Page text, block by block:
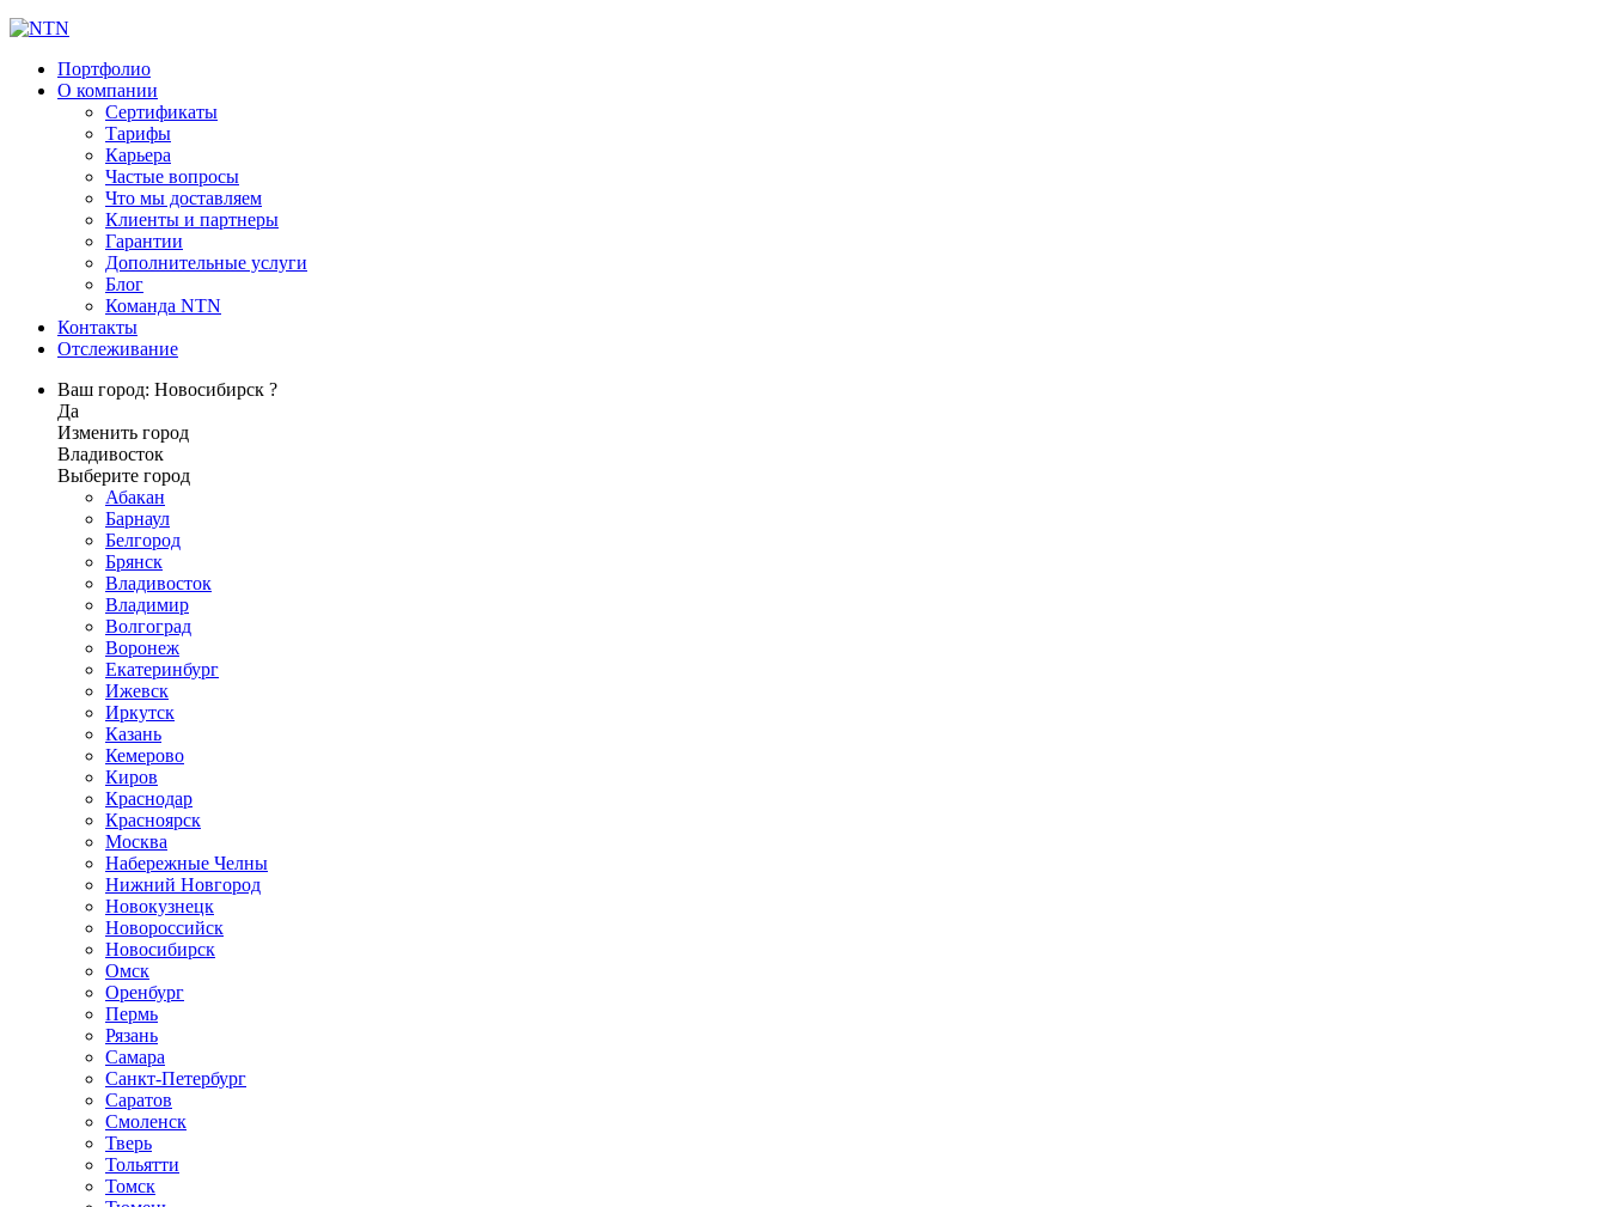
Портфолио
О компании
Сертификаты
Тарифы
Карьера
Частые вопросы
Что мы доставляем
Клиенты и партнеры
Гарантии
Дополнительные услуги
Блог
Команда NTN
Контакты
Отслеживание
Ваш город: Новосибирск ?
Да
Изменить город
Владивосток
Выберите город
Абакан
Барнаул
Белгород
Брянск
Владивосток
Владимир
Волгоград
Воронеж
Екатеринбург
Ижевск
Иркутск
Казань
Кемерово
Киров
Краснодар
Красноярск
Москва
Набережные Челны
Нижний Новгород
Новокузнецк
Новороссийск
Новосибирск
Омск
Оренбург
Пермь
Рязань
Самара
Санкт-Петербург
Саратов
Смоленск
Тверь
Тольятти
Томск